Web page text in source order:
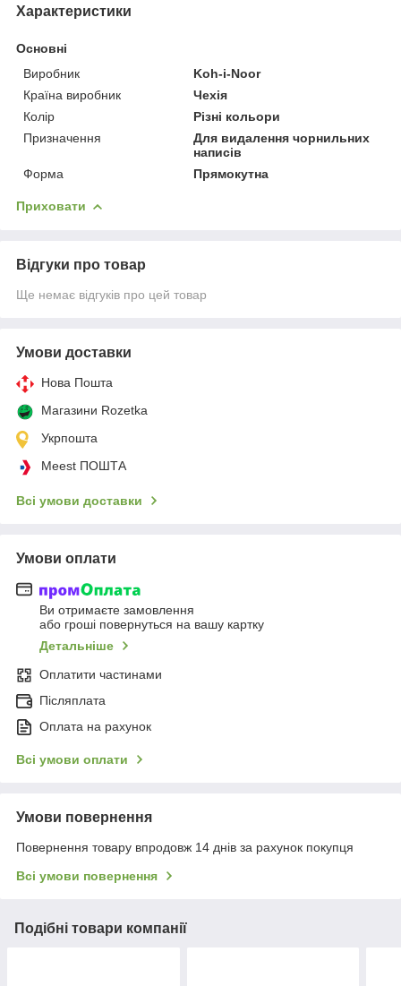
Характеристики
Основні
Виробник
Koh-i-Noor
Країна виробник
Чехія
Колір
Різні кольори
Призначення
Для видалення чорнильних
написів
Форма
Прямокутна
Приховати
Відгуки про товар
Ще немає відгуків про цей товар
Умови доставки
Нова Пошта
Магазини Rozetka
Укрпошта
Meest ПОШТА
Всі умови доставки
Умови оплати
Ви отримаєте замовлення
або гроші повернуться на вашу картку
Детальніше
Оплатити частинами
Післяплата
Оплата на рахунок
Всі умови оплати
Умови повернення
Повернення товару впродовж 14 днів за рахунок покупця
Всі умови повернення
Подібні товари компанії